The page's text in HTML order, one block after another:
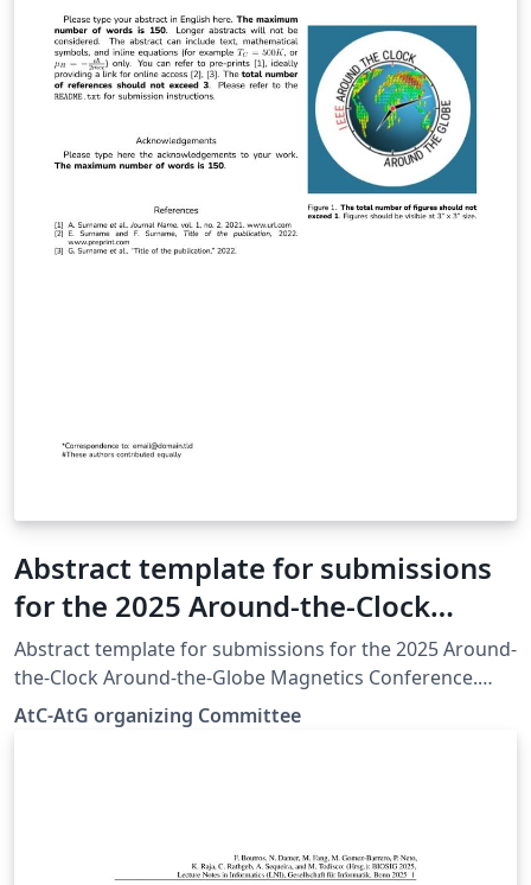
Abstract template for submissions
for the 2025 Around-the-Clock
Around-the-Globe Magnetics
Conference
Abstract template for submissions for the 2025 Around-
the-Clock Around-the-Globe Magnetics Conference.
Based on the IEEE Transactions on Magnetics Format.
https://www.atc-atg.org/abstract-submission
AtC-AtG organizing Committee